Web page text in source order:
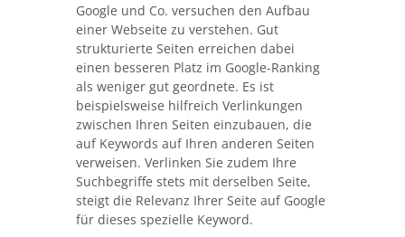
Google und Co. versuchen den Aufbau
einer Webseite zu verstehen. Gut
strukturierte Seiten erreichen dabei
einen besseren Platz im Google-Ranking
als weniger gut geordnete. Es ist
beispielsweise hilfreich Verlinkungen
zwischen Ihren Seiten einzubauen, die
auf Keywords auf Ihren anderen Seiten
verweisen. Verlinken Sie zudem Ihre
Suchbegriffe stets mit derselben Seite,
steigt die Relevanz Ihrer Seite auf Google
für dieses spezielle Keyword.